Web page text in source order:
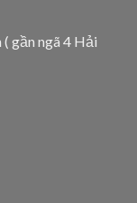
gần ngã 4 Hải